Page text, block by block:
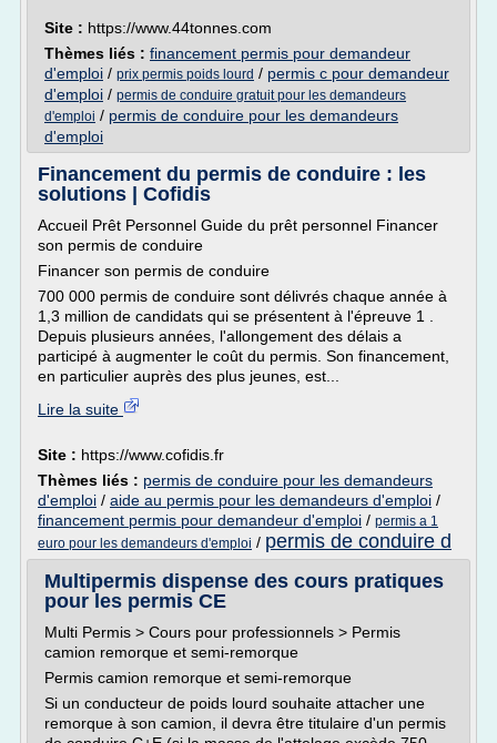
Site : https://www.44tonnes.com
Thèmes liés : financement permis pour demandeur
d'emploi / prix permis poids lourd / permis c pour demandeur
d'emploi / permis de conduire gratuit pour les demandeurs
d'emploi / permis de conduire pour les demandeurs
d'emploi
Financement du permis de conduire : les
solutions | Cofidis
Accueil Prêt Personnel Guide du prêt personnel Financer
son permis de conduire
Financer son permis de conduire
700 000 permis de conduire sont délivrés chaque année à
1,3 million de candidats qui se présentent à l'épreuve 1 .
Depuis plusieurs années, l'allongement des délais a
participé à augmenter le coût du permis. Son financement,
en particulier auprès des plus jeunes, est...
Lire la suite
Site : https://www.cofidis.fr
Thèmes liés : permis de conduire pour les demandeurs
d'emploi / aide au permis pour les demandeurs d'emploi /
financement permis pour demandeur d'emploi / permis a 1
euro pour les demandeurs d'emploi / permis de conduire d
Multipermis dispense des cours pratiques
pour les permis CE
Multi Permis > Cours pour professionnels > Permis
camion remorque et semi-remorque
Permis camion remorque et semi-remorque
Si un conducteur de poids lourd souhaite attacher une
remorque à son camion, il devra être titulaire d'un permis